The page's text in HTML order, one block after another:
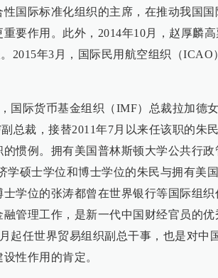
性国际标准化组织的主席，在推动我国
要作用。此外，2014年10月，赵厚麟
2015年3月，国际民用航空组织（ICAO
国际货币基金组织（IMF）总裁拉加德
总裁，接替2011年7月以来任该职的朱
惯例。拥有美国普林斯顿大学公共行政
学硕士学位和博士学位的朱民与拥有美
学位的张涛都曾在世界银行等国际组
融管理工作，是新一代中国财经官员的
起任世界贸易组织副总干事，也是对中
性作用的肯定。